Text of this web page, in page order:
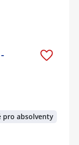
pro absolventy